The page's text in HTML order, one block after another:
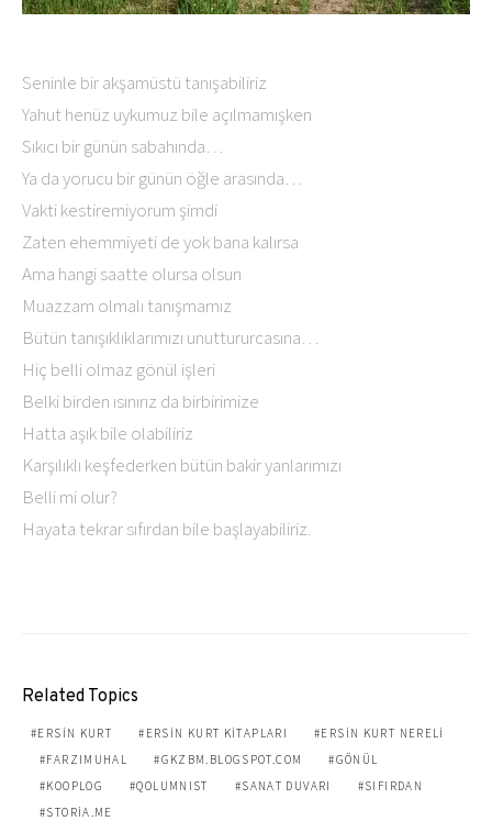
Seninle bir akşamüstü tanışabiliriz
Yahut henüz uykumuz bile açılmamışken
Sıkıcı bir günün sabahında…
Ya da yorucu bir günün öğle arasında…
Vakti kestiremiyorum şimdi
Zaten ehemmiyeti de yok bana kalırsa
Ama hangi saatte olursa olsun
Muazzam olmalı tanışmamız
Bütün tanışıklıklarımızı unuttururcasına…
Hiç belli olmaz gönül işleri
Belki birden ısınırız da birbirimize
Hatta aşık bile olabiliriz
Karşılıklı keşfederken bütün bakir yanlarımızı
Belli mi olur?
Hayata tekrar sıfırdan bile başlayabiliriz.
Related Topics
ERSIN KURT ERSIN KURT KITAPLARI
ERSIN KURT NERELI
FARZIMUHAL
GKZBM.BLOGSPOT.COM
GÖNÜL
KOOPLOG
QOLUMNIST SANAT DUVARI
SIFIRDAN
STORIA.ME